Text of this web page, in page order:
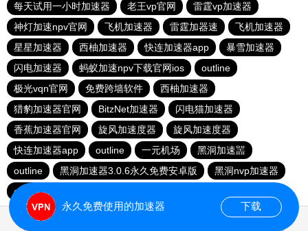
每天试用一小时加速器
老王vp官网
雷霆vp加速器
神灯加速npv官网
飞机加速器 雷霆加器速
飞机加速器
星星加速器
西柚加速器 快连加速器app
暴雪加速器
闪电加速器
蚂蚁加速npv下载官网ios
outline
极光vqn官网
免费跨墙软件
西柚加速器
猎豹加速器官网
BitzNet加速器
闪电猫加速器
香蕉加速器官网
旋风加速度器
旋风加速度器
快连加速器app
outline 一元机场
黑洞加速噐
outline
黑洞加速器3.0.6永久免费安卓版
黑洞nvp加速器
outline
永久免费使用的加速器 下载